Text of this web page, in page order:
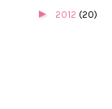
► 2012 (20)